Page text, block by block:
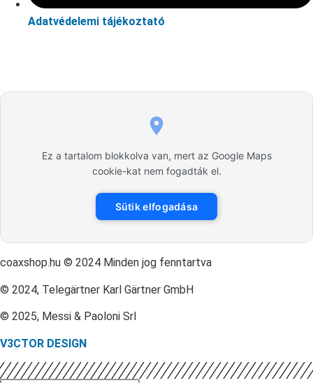
Adatvédelemi tájékoztató
Ez a tartalom blokkolva van, mert az Google Maps
cookie-kat nem fogadták el.
Sütik elfogadása
coaxshop.hu © 2024 Minden jog fenntartva
© 2024, Telegärtner Karl Gärtner GmbH
© 2025, Messi & Paoloni Srl
V3CTOR DESIGN